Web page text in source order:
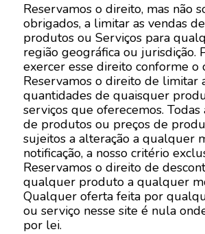
Reservamos o direito, mas não
obrigados, a limitar as vendas
produtos ou Serviços para
região geográfica ou jurisdição.
exercer esse direito conforme o
Reservamos o direito de limitar
quantidades de quaisquer
serviços que oferecemos. Todas
de produtos ou preços de
sujeitos a alteração a qualquer
notificação, a nosso critério
Reservamos o direito de
qualquer produto a qualquer
Qualquer oferta feita por
ou serviço nesse site é nula
por lei.